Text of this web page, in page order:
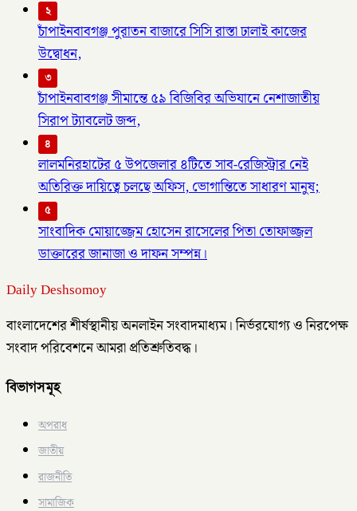
২
চাঁপাইনবাবগঞ্জ পুরাতন বাজারে সিসি রাস্তা ঢালাই কাজের
উদ্বোধন,
৩
চাঁপাইনবাবগঞ্জ সীমান্তে ৫৯ বিজিবির অভিযানে নেশাজাতীয়
সিরাপ ট্যাবলেট জব্দ,
৪
লালমনিরহাটের ৫ উপজেলার ৪টিতে সাব-রেজিস্ট্রার নেই
অতিরিক্ত দায়িত্বে চলছে অফিস, ভোগান্তিতে সাধারণ মানুষ;
৫
সাংবাদিক মোয়াজ্জেম হোসেন রাসেলের পিতা তোফাজ্জল
ডাক্তারের জানাজা ও দাফন সম্পন্ন।
Daily Deshsomoy
বাংলাদেশের শীর্ষস্থানীয় অনলাইন সংবাদমাধ্যম। নির্ভরযোগ্য ও নিরপেক্ষ
সংবাদ পরিবেশনে আমরা প্রতিশ্রুতিবদ্ধ।
বিভাগসমূহ
অপরাধ
জাতীয়
রাজনীতি
সামাজিক